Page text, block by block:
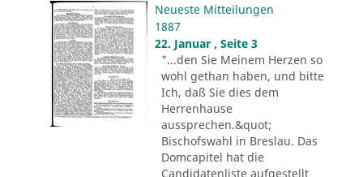
Neueste Mitteilungen
1887
22. Januar , Seite 3
"...den Sie Meinem Herzen so
wohl gethan haben, und bitte
Ich, daß Sie dies dem
Herrenhause
aussprechen.&quot;
Bischofswahl in Breslau. Das
Domcapitel hat die
Candidatenliste aufgestellt